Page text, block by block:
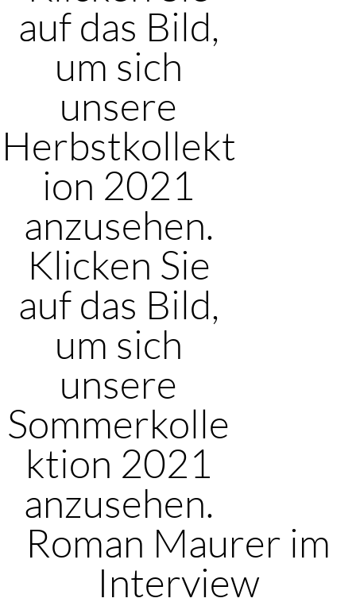
auf das Bild,
um sich
unsere
Herbstkollekt
ion 2021
anzusehen.
Klicken Sie
auf das Bild,
um sich
unsere
Sommerkolle
ktion 2021
anzusehen.
Roman Maurer im
Interview